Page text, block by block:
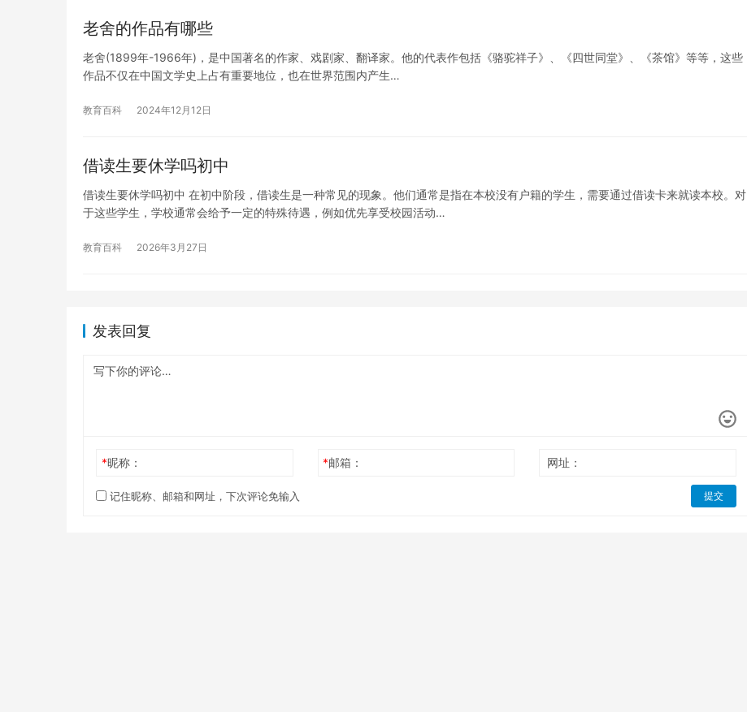
老舍的作品有哪些
老舍(1899年-1966年)，是中国著名的作家、戏剧家、翻译家。他的代表作包括《骆驼祥子》、《四世同堂》、《茶馆》等等，这些
作品不仅在中国文学史上占有重要地位，也在世界范围内产生…
教育百科 2024年12月12日
借读生要休学吗初中
借读生要休学吗初中 在初中阶段，借读生是一种常见的现象。他们通常是指在本校没有户籍的学生，需要通过借读卡来就读本校。对
于这些学生，学校通常会给予一定的特殊待遇，例如优先享受校园活动…
教育百科 2026年3月27日
发表回复
*昵称： *邮箱： 网址：
记住昵称、邮箱和网址，下次评论免输入 提交